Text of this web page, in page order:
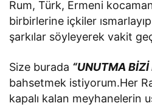
Rum, Türk, Ermeni
birbirlerine içkiler
şarkılar söyleyerek vakit
Size burada “UNUTMA
bahsetmek istiyorum.Her
kapalı kalan meyhanelerin